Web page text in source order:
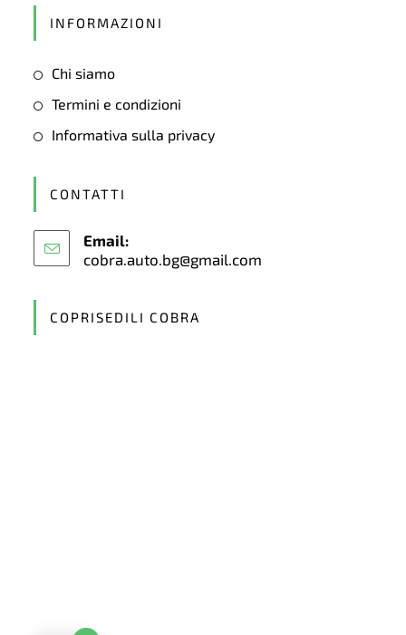
tab
INFORMAZIONI
Chi siamo
Termini e condizioni
Informativa sulla privacy
CONTATTI
Email:
cobra.auto.bg@gmail.com
COPRISEDILI COBRA